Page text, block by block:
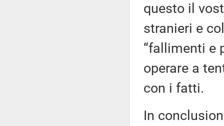
questo il
stranieri e
“fallimenti e
operare a
con i fatti.
In